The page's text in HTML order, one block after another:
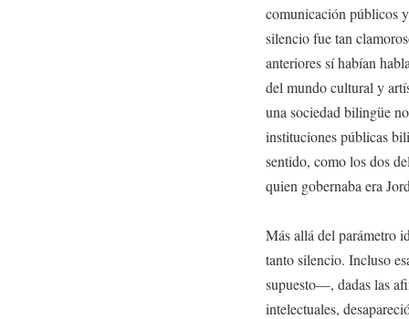
comunicación públicos
silencio fue tan
anteriores sí habían
del mundo cultural y
una sociedad bilingüe
instituciones públicas
sentido, como los dos
quien gobernaba era
Más allá del parámetro
tanto silencio. Incluso
supuesto—, dadas las
intelectuales,